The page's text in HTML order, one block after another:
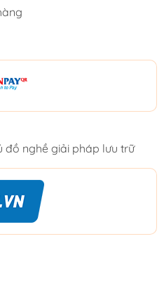
đồ nghề giải pháp lưu trữ